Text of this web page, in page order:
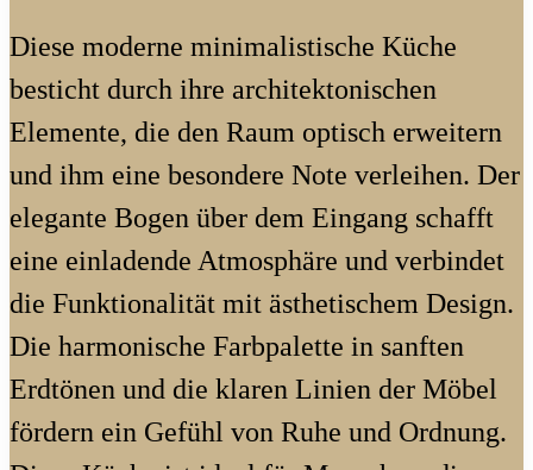
Diese moderne minimalistische Küche
besticht durch ihre architektonischen
Elemente, die den Raum optisch erweitern
und ihm eine besondere Note verleihen. Der
elegante Bogen über dem Eingang schafft
eine einladende Atmosphäre und verbindet
die Funktionalität mit ästhetischem Design.
Die harmonische Farbpalette in sanften
Erdtönen und die klaren Linien der Möbel
fördern ein Gefühl von Ruhe und Ordnung.